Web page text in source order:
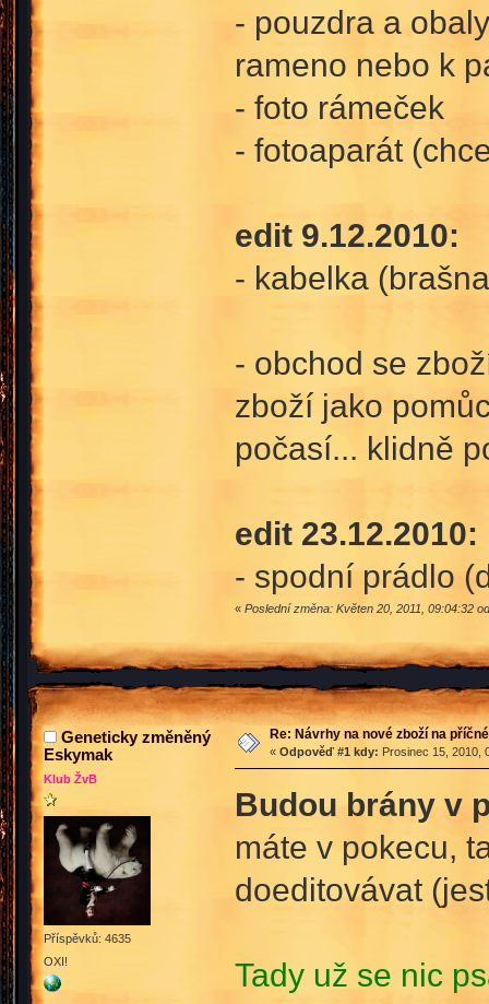
- pouzdra a
rameno nebo k
- foto rámeček
- fotoaparát
edit 9.12.2010:
- kabelka
- obchod se
zboží jako
počasí... klidně
edit 23.12.2010:
- spodní prádlo
« Poslední změna: Květen 20, 2011, 09:04:32
Geneticky změněný
Eskymak
Klub ŽvB
Příspěvků: 4635
OXI!
Re: Návrhy na nové zboží na
« Odpověď #1 kdy: Prosinec 15, 2010,
Budou brány v
máte v pokecu,
doeditovávat
Tady už se nic